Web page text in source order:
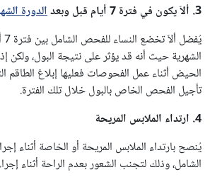
3. ألاّ يكون في فترة 7 أيام قبل وبعد
الدورة
الشهرية حيث أنه قد يؤثر على نتيجة البول، ولكن
الحيض أثناء عمل الفحوصات فعليها إبلاغ الطاقم
تأجيل الفحص الخاص بالبول خلال تلك الفترة.
4. ارتداء الملابس المريحة
يُنصح بارتداء الملابس المريحة أو الخاصة أثناء
الشامل، وذلك لتجنب الشعور بعدم الراحة أثناء